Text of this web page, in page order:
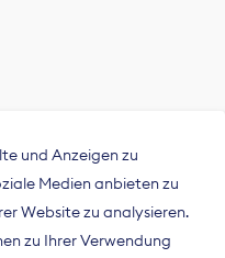
und Anzeigen zu
Medien anbieten zu
Website zu analysieren.
zu Ihrer Verwendung